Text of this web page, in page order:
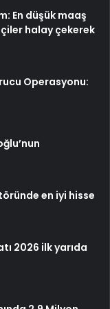
En düşük maaş
halay çekerek
Operasyonu:
en iyi hisse
2026 ilk yarıda